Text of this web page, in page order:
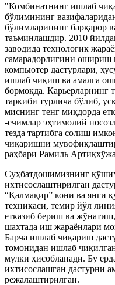
"Комбинатнинг ишлаб
бўлимининг
бўлимларининг барқарор
таъминлашдир. 2010
заводида технологик
самарадорлигини ошириш
компьютер дастурлари,
ишлаб чиқиш ва амалга
бормоқда. Карьерларнинг
таркиби турлича бўлиб,
миснинг тенг миқдорда
-ечимлар эҳтимолий
тезда тартибга солиш
чиқаришни
раҳбари Рамиль
Суҳбатдошимизнинг
ихтисослаштирилган
“Қалмақир” кони ва янги
техникаси, темир йўл
етказиб бериш ва
шахтада иш жараёнлари
Барча ишлаб чиқариш
томонидан ишлаб
мулки ҳисобланади. Бу
ихтисослашган дастурни
режалаштирилган.